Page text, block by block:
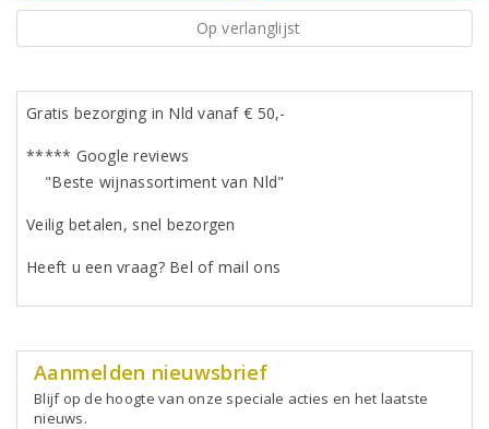
Op verlanglijst
Gratis bezorging in Nld vanaf € 50,-
***** Google reviews
"Beste wijnassortiment van Nld"
Veilig betalen, snel bezorgen
Heeft u een vraag? Bel of mail ons
Aanmelden nieuwsbrief
Blijf op de hoogte van onze speciale acties en het laatste
nieuws.